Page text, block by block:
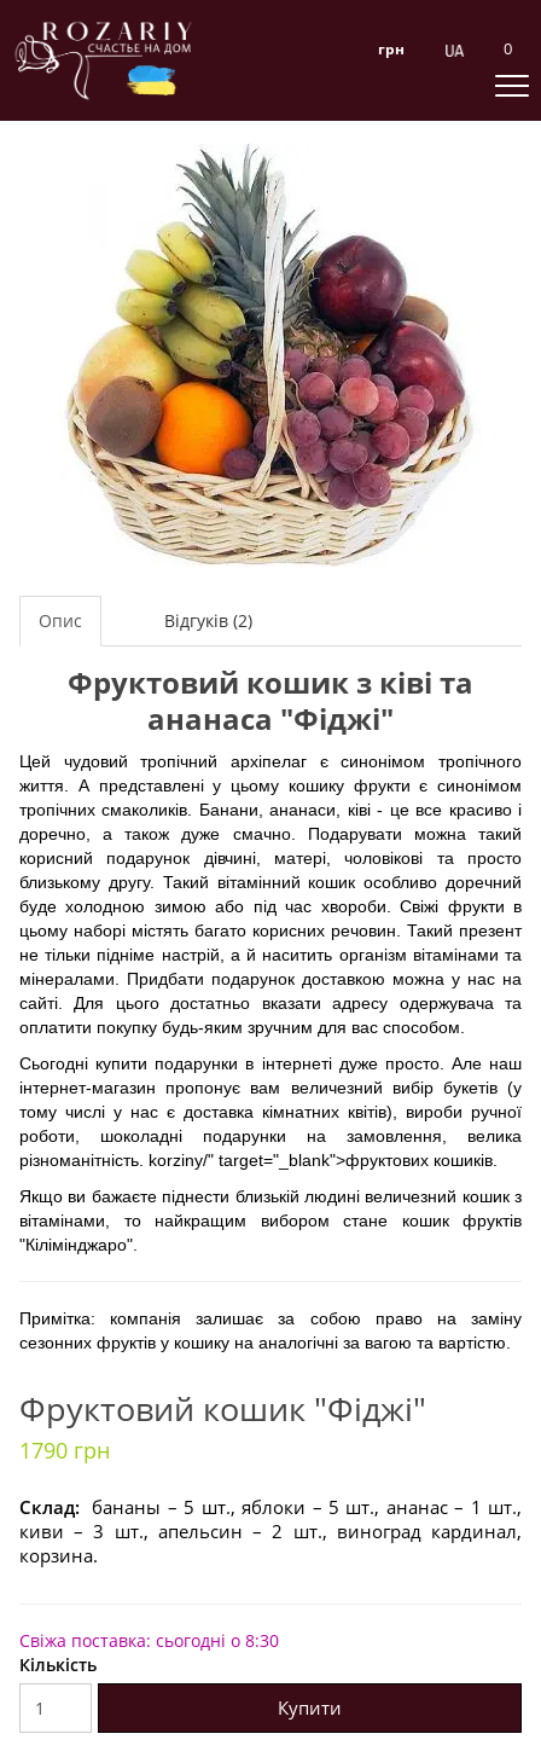
грн 0
Опис Відгуків (2)
Фруктовий кошик з ківі та
ананаса "Фіджі"
Цей чудовий тропічний архіпелаг є синонімом тропічного
життя. А представлені у цьому кошику фрукти є синонімом
тропічних смаколиків. Банани, ананаси, ківі - це все красиво і
доречно, а також дуже смачно. Подарувати можна такий
корисний подарунок дівчині, матері, чоловікові та просто
близькому другу. Такий вітамінний кошик особливо доречний
буде холодною зимою або під час хвороби. Свіжі фрукти в
цьому наборі містять багато корисних речовин. Такий презент
не тільки підніме настрій, а й наситить організм вітамінами та
мінералами. Придбати подарунок доставкою можна у нас на
сайті. Для цього достатньо вказати адресу одержувача та
оплатити покупку будь-яким зручним для вас способом.
Сьогодні купити подарунки в інтернеті дуже просто. Але наш
інтернет-магазин пропонує вам величезний вибір букетів (у
тому числі у нас є доставка кімнатних квітів), вироби ручної
роботи, шоколадні подарунки на замовлення, велика
різноманітність. korziny/" target="_blank">фруктових кошиків.
Якщо ви бажаєте піднести близькій людині величезний кошик з
вітамінами, то найкращим вибором стане кошик фруктів
"Кілімінджаро".
Примітка: компанія залишає за собою право на заміну
сезонних фруктів у кошику на аналогічні за вагою та вартістю.
Фруктовий кошик "Фіджі"
1790 грн
Склад: бананы – 5 шт., яблоки – 5 шт., ананас – 1 шт.,
киви – 3 шт., апельсин – 2 шт., виноград кардинал,
корзина.
Свіжа поставка: сьогодні о 8:30
Кількість
Купити